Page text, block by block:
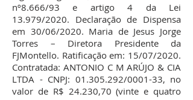
nº8.666/93 e artigo 4 da Lei
13.979/2020. Declaração de Dispensa
em 30/06/2020. Maria de Jesus Jorge
Torres – Diretora Presidente da
FJMontello. Ratificação em: 15/07/2020.
Contratada: ANTONIO C M ARÚJO & CIA
LTDA - CNPJ: 01.305.292/0001-33, no
valor de R$ 24.230,70 (vinte e quatro